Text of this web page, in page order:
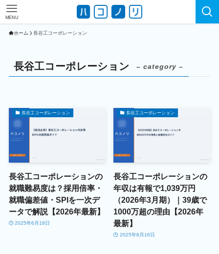
MENU
ホーム 長谷工コーポレーション
長谷工コーポレーション – category –
長谷工コーポレーション
長谷工コーポレーションの
就職難易度は？採用倍率・
就職偏差値・SPIを一次デ
ータで解説【2026年最新】
2025年6月18日
長谷工コーポレーション
長谷工コーポレーションの
年収は有報で1,039万円
（2026年3月期）｜39歳で
1000万超の理由【2026年
最新】
2025年6月16日